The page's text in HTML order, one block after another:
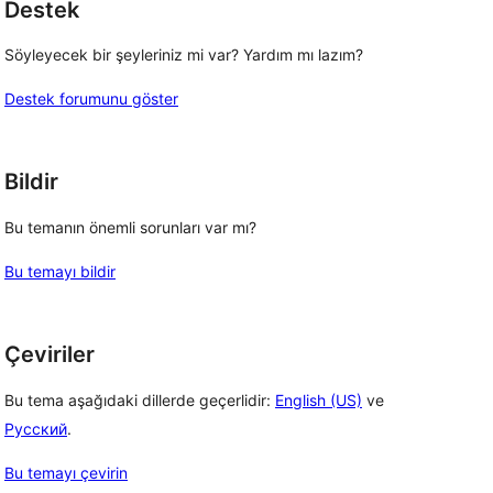
Destek
Söyleyecek bir şeyleriniz mi var? Yardım mı lazım?
Destek forumunu göster
Bildir
Bu temanın önemli sorunları var mı?
Bu temayı bildir
Çeviriler
Bu tema aşağıdaki dillerde geçerlidir: English (US) ve
Русский.
Bu temayı çevirin